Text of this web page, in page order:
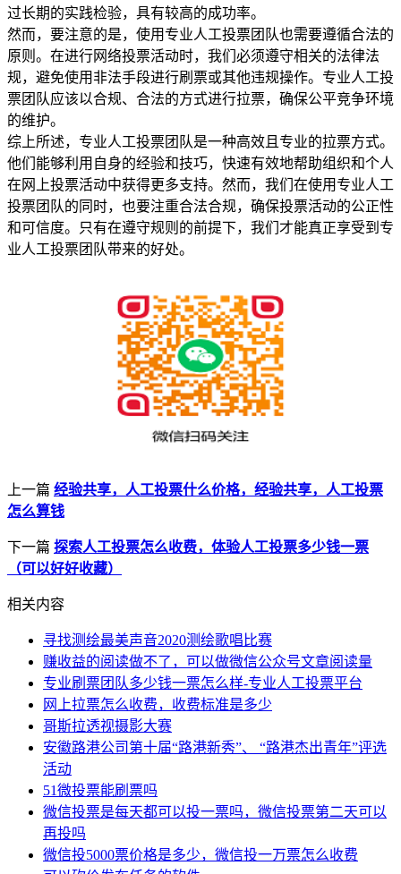
过长期的实践检验，具有较高的成功率。
然而，要注意的是，使用专业人工投票团队也需要遵循合法的
原则。在进行网络投票活动时，我们必须遵守相关的法律法
规，避免使用非法手段进行刷票或其他违规操作。专业人工投
票团队应该以合规、合法的方式进行拉票，确保公平竞争环境
的维护。
综上所述，专业人工投票团队是一种高效且专业的拉票方式。
他们能够利用自身的经验和技巧，快速有效地帮助组织和个人
在网上投票活动中获得更多支持。然而，我们在使用专业人工
投票团队的同时，也要注重合法合规，确保投票活动的公正性
和可信度。只有在遵守规则的前提下，我们才能真正享受到专
业人工投票团队带来的好处。
上一篇 经验共享，人工投票什么价格，经验共享，人工投票
怎么算钱
下一篇 探索人工投票怎么收费，体验人工投票多少钱一票
（可以好好收藏）
相关内容
寻找测绘最美声音2020测绘歌唱比赛
赚收益的阅读做不了，可以做微信公众号文章阅读量
专业刷票团队多少钱一票怎么样-专业人工投票平台
网上拉票怎么收费，收费标准是多少
哥斯拉透视摄影大赛
安徽路港公司第十届“路港新秀”、 “路港杰出青年”评选
活动
51微投票能刷票吗
微信投票是每天都可以投一票吗，微信投票第二天可以
再投吗
微信投5000票价格是多少，微信投一万票怎么收费